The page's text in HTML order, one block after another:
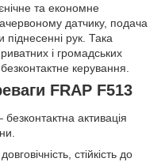
та економне
датчику, подача
піднесенні рук. Така
і громадських
керування.
FRAP F513
активація
стійкість до